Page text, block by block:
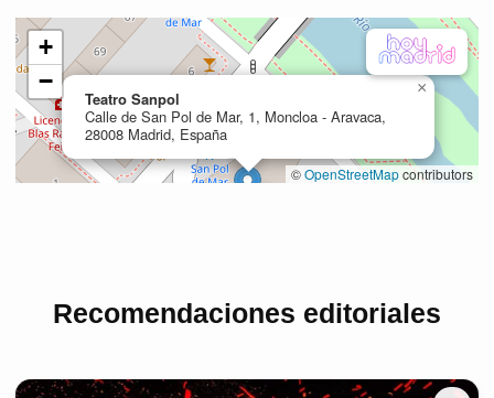
Recomendaciones editoriales